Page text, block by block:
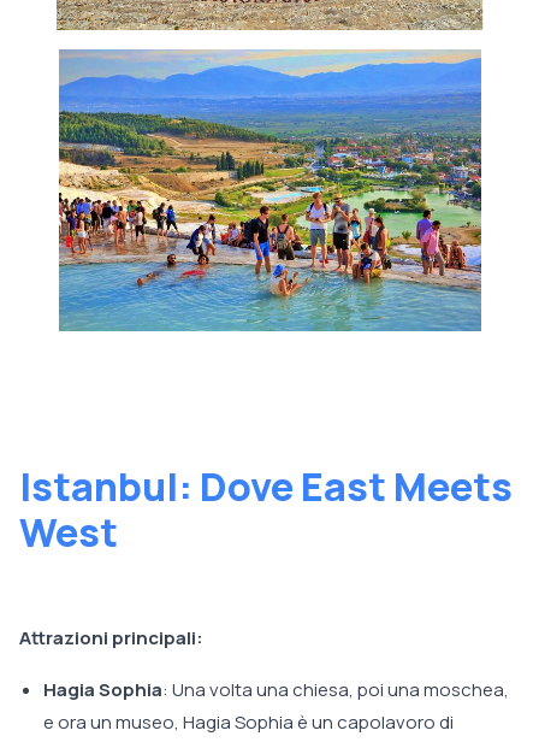
Istanbul: Dove East Meets
West
Attrazioni principali:
Hagia Sophia: Una volta una chiesa, poi una moschea,
e ora un museo, Hagia Sophia è un capolavoro di